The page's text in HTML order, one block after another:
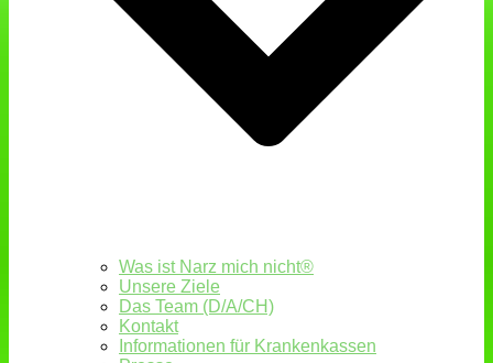
Was ist Narz mich nicht®
Unsere Ziele
Das Team (D/A/CH)
Kontakt
Informationen für Krankenkassen